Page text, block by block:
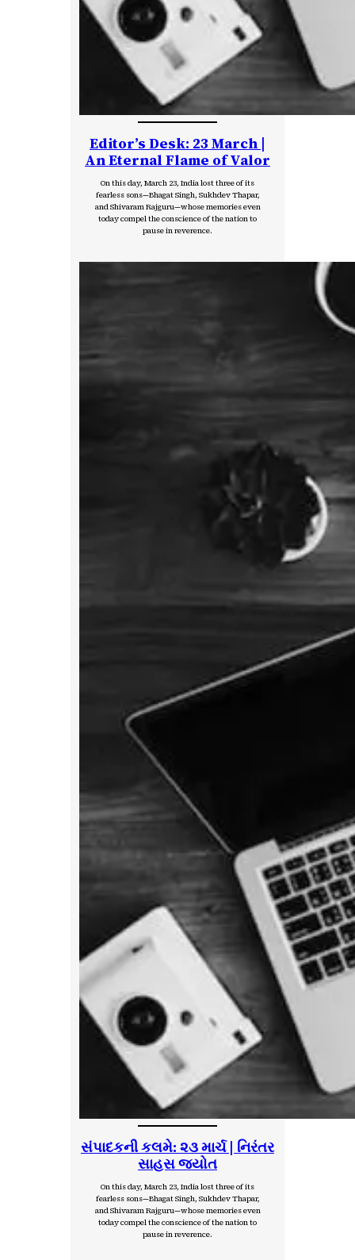
Editor’s Desk: 23 March |
An Eternal Flame of Valor
On this day, March 23, India lost three of its
fearless sons—Bhagat Singh, Sukhdev Thapar,
and Shivaram Rajguru—whose memories even
today compel the conscience of the nation to
pause in reverence.
સંપાદકની કલમે: ૨૩ માર્ચ | નિરંતર
સાહસ જ્યોત
On this day, March 23, India lost three of its
fearless sons—Bhagat Singh, Sukhdev Thapar,
and Shivaram Rajguru—whose memories even
today compel the conscience of the nation to
pause in reverence.